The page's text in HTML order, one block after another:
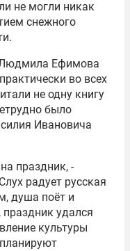
не могли никак
снежного
Людмила Ефимова
во всех
не одну книгу
было
Ивановича
праздник, -
радует русская
душа поёт и
праздник удался
культуры